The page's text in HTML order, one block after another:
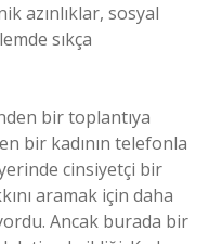
azınlıklar, sosyal
sıkça
bir toplantıya
bir kadının telefonla
yerinde cinsiyetçi bir
aramak için daha
Ancak burada bir